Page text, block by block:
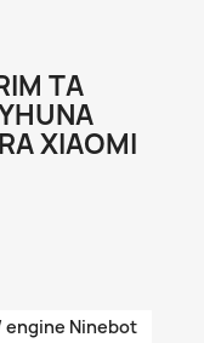
TA
XIAOMI
engine Ninebot